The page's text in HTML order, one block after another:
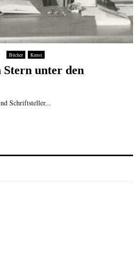
Bücher Kunst
unter den
Schriftsteller...